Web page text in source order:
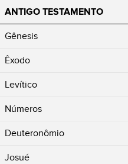
ANTIGO TESTAMENTO
Gênesis
Êxodo
Levítico
Números
Deuteronômio
Josué